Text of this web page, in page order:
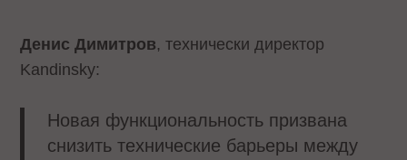
Денис Димитров, технически директор
Kandinsky:
Новая функциональность призвана
снизить технические барьеры между